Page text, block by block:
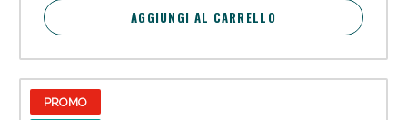
AGGIUNGI AL CARRELLO
PROMO